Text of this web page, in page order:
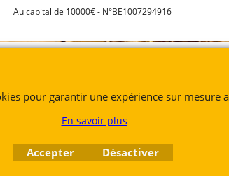
Au capital de 10000€ - N°BE1007294916
pour garantir une expérience sur mesure
En savoir plus
Accepter Désactiver